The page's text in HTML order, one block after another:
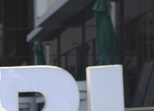
AmnAdmin October 17, 2025